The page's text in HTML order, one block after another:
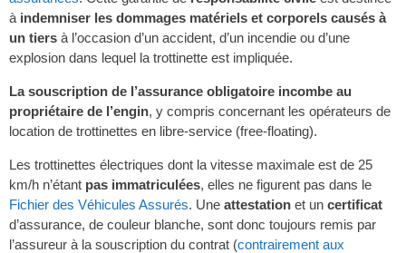
à indemniser les dommages matériels et corporels causés à
un tiers à l’occasion d’un accident, d’un incendie ou d’une
explosion dans lequel la trottinette est impliquée.
La souscription de l’assurance obligatoire incombe au
propriétaire de l’engin, y compris concernant les opérateurs de
location de trottinettes en libre-service (free-floating).
Les trottinettes électriques dont la vitesse maximale est de 25
km/h n’étant pas immatriculées, elles ne figurent pas dans le
Fichier des Véhicules Assurés. Une attestation et un certificat
d’assurance, de couleur blanche, sont donc toujours remis par
l’assureur à la souscription du contrat (contrairement aux